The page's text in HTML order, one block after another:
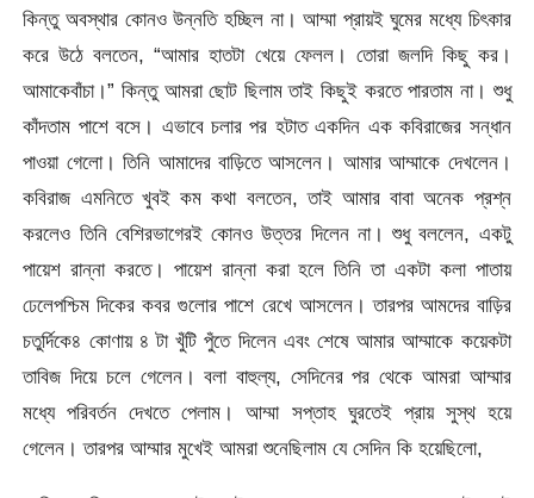
কিন্তু অবস্থার কোনও উন্নতি হচ্ছিল না। আম্মা প্রায়ই ঘুমের মধ্যে চিৎকার
করে উঠে বলতেন, “আমার হাতটা খেয়ে ফেলল। তোরা জলদি কিছু কর।
আমাকেবাঁচা।” কিন্তু আমরা ছোট ছিলাম তাই কিছুই করতে পারতাম না। শুধু
কাঁদতাম পাশে বসে। এভাবে চলার পর হটাত একদিন এক কবিরাজের সন্ধান
পাওয়া গেলো। তিনি আমাদের বাড়িতে আসলেন। আমার আম্মাকে দেখলেন।
কবিরাজ এমনিতে খুবই কম কথা বলতেন, তাই আমার বাবা অনেক প্রশ্ন
করলেও তিনি বেশিরভাগেরই কোনও উত্তর দিলেন না। শুধু বললেন, একটু
পায়েশ রান্না করতে। পায়েশ রান্না করা হলে তিনি তা একটা কলা পাতায়
ঢেলেপশ্চিম দিকের কবর গুলোর পাশে রেখে আসলেন। তারপর আমদের বাড়ির
চতুর্দিকে৪ কোণায় ৪ টা খুঁটি পুঁতে দিলেন এবং শেষে আমার আম্মাকে কয়েকটা
তাবিজ দিয়ে চলে গেলেন। বলা বাহুল্য, সেদিনের পর থেকে আমরা আম্মার
মধ্যে পরিবর্তন দেখতে পেলাম। আম্মা সপ্তাহ ঘুরতেই প্রায় সুস্থ হয়ে
গেলেন। তারপর আম্মার মুখেই আমরা শুনেছিলাম যে সেদিন কি হয়েছিলো,